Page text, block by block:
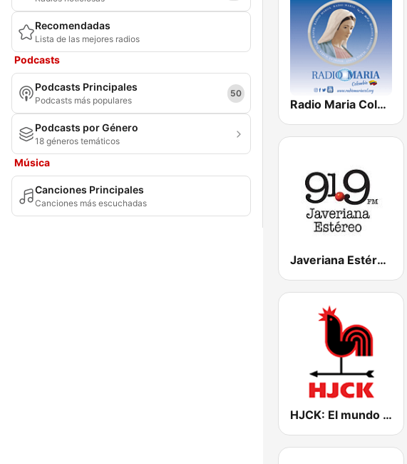
Recomendadas
Lista de las mejores radios
Podcasts
Podcasts Principales
Podcasts más populares
50
Podcasts por Género
18 géneros temáticos
Música
Canciones Principales
Canciones más escuchadas
Radio Maria Colombia
Javeriana Estéreo 91.9 FM
HJCK: El mundo en Bogotá